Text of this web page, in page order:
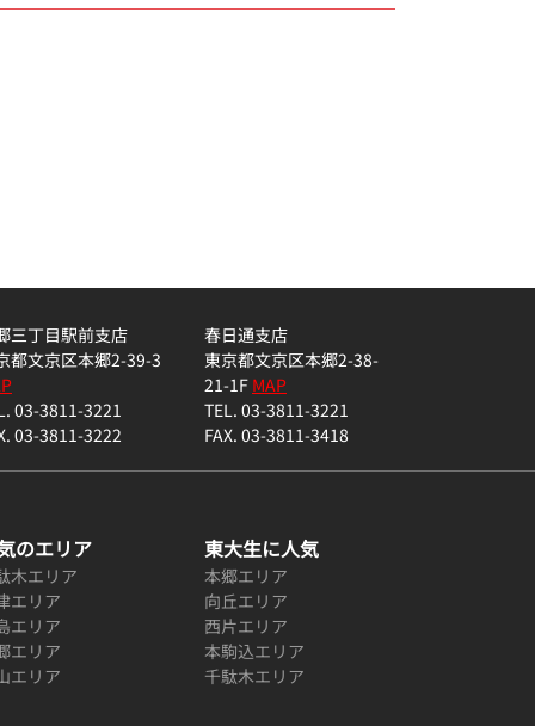
三丁目駅前支店
都文京区本郷2-39-3
03-3811-3221
03-3811-3222
春日通支店
東京都文京区本郷2-38-
21-1FMAP
TEL. 03-3811-3221
FAX. 03-3811-3418
のエリア
木エリア
エリア
エリア
エリア
エリア
東大生に人気
本郷エリア
向丘エリア
西片エリア
本駒込エリア
千駄木エリア